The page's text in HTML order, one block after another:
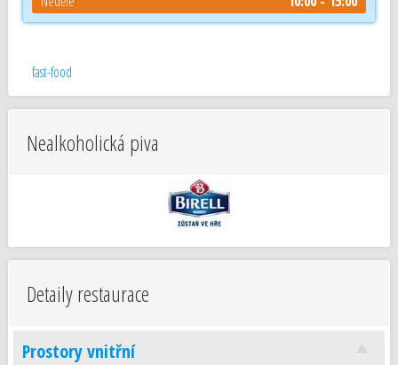
fast-food
Nealkoholická piva
Detaily restaurace
Prostory vnitřní